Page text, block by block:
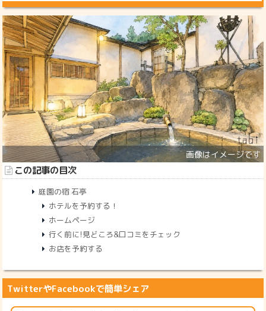
この記事の目次
庭園の宿 石亭
ホテルを予約する！
ホームページ
行く前に!見どころ&口コミをチェック
お店を予約する
TwitterやFacebookで簡単シェア